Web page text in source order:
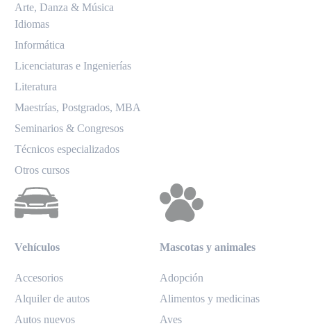
Arte, Danza & Música
Idiomas
Informática
Licenciaturas e Ingenierías
Literatura
Maestrías, Postgrados, MBA
Seminarios & Congresos
Técnicos especializados
Otros cursos
Vehículos
Accesorios
Alquiler de autos
Autos nuevos
Mascotas y animales
Adopción
Alimentos y medicinas
Aves